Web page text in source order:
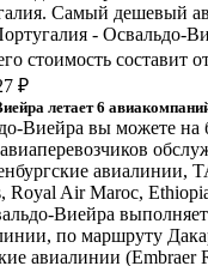
Самый дешевый
- Освальдо-
стоимость составит
₽
летает 6
Виейра вы можете на
авиалинии,
Royal Air Maroc,
Виейра
по маршруту
авиалинии (Embraer